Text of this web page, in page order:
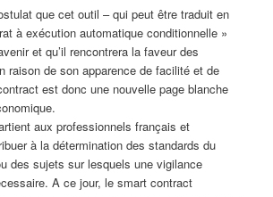
que cet outil – qui peut être traduit en
à exécution automatique conditionnelle »
et qu’il rencontrera la faveur des
raison de son apparence de facilité et de
est donc une nouvelle page blanche
aux professionnels français et
à la détermination des standards du
des sujets sur lesquels une vigilance
A ce jour, le smart contract